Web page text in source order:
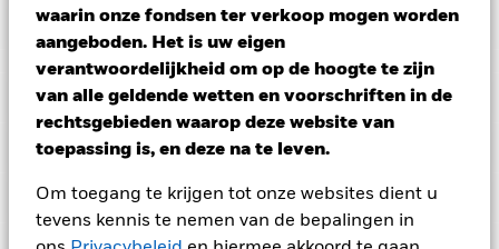
waarin onze fondsen ter verkoop mogen worden
aangeboden. Het is uw eigen
verantwoordelijkheid om op de hoogte te zijn
van alle geldende wetten en voorschriften in de
rechtsgebieden waarop deze website van
toepassing is, en deze na te leven.
Om toegang te krijgen tot onze websites dient u
tevens kennis te nemen van de bepalingen in
Performance
Grafiek
Volledige grafiek bekijken
Rendement
Veranderingen in rentetarieven, kredietrisico's en/of de
wanbetalingsquote van emittenten hebben een aanzienlijk
invloed op de prestaties van vastrentende effecten.
Vastrentende effecten met een rating lager dan
veranderingen in deze risico's dan vastrentende effecten met
een hogere rating. Potentiële of werkelijke verlagingen van de
kredietrating kunnen het risiconiveau verhogen.Derivaten
zijn zeer gevoelig voor veranderingen in de waarde van de
Kerngegevens
Fondsomvang
Introductie fonds 14/mei/1987
Portefeuille kenmerken
Aantal posities
Ratings